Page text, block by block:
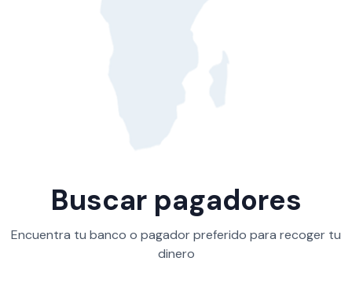
Buscar pagadores
Encuentra tu banco o pagador preferido para recoger tu
dinero